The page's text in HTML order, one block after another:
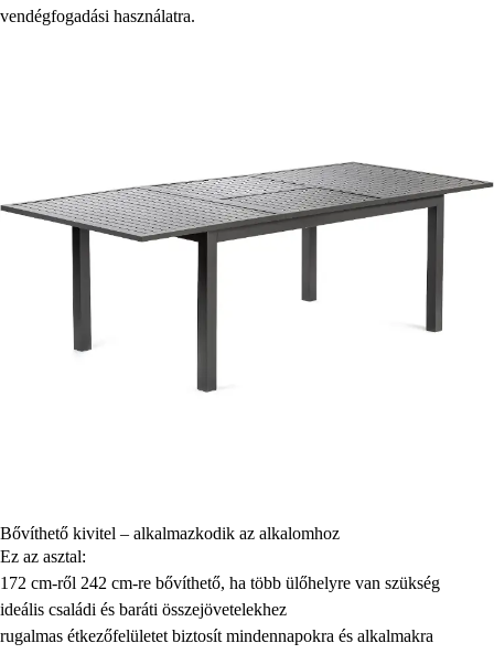
vendégfogadási használatra.
Bővíthető kivitel – alkalmazkodik az alkalomhoz
Ez az asztal:
172 cm-ről 242 cm-re bővíthető, ha több ülőhelyre van szükség
ideális családi és baráti összejövetelekhez
rugalmas étkezőfelületet biztosít mindennapokra és alkalmakra